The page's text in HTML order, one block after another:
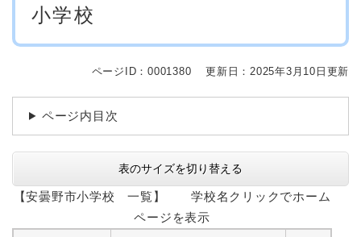
小学校
ページID：0001380 更新日：2025年3月10日更新
ページ内目次
表のサイズを切り替える
【安曇野市小学校 一覧】 学校名クリックでホーム
ページを表示